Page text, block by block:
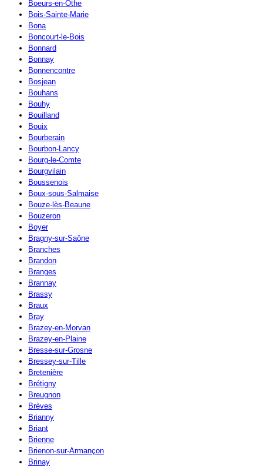
Boeurs-en-Othe
Bois-Sainte-Marie
Bona
Boncourt-le-Bois
Bonnard
Bonnay
Bonnencontre
Bosjean
Bouhans
Bouhy
Bouilland
Bouix
Bourberain
Bourbon-Lancy
Bourg-le-Comte
Bourgvilain
Boussenois
Boux-sous-Salmaise
Bouze-lès-Beaune
Bouzeron
Boyer
Bragny-sur-Saône
Branches
Brandon
Branges
Brannay
Brassy
Braux
Bray
Brazey-en-Morvan
Brazey-en-Plaine
Bresse-sur-Grosne
Bressey-sur-Tille
Bretenière
Brétigny
Breugnon
Brèves
Brianny
Briant
Brienne
Brienon-sur-Armançon
Brinay